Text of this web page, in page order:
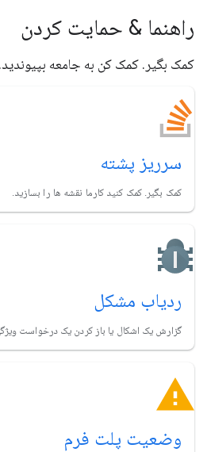
راهنما & حمایت کردن
کمک بگیر. کمک کن به جامعه بپیوندید.
سرریز پشته
کمک بگیر. کمک کنید کارما نقشه ها را بسازید.
ردیاب مشکل
گزارش یک اشکال یا باز کردن یک درخواست
وضعیت پلت فرم